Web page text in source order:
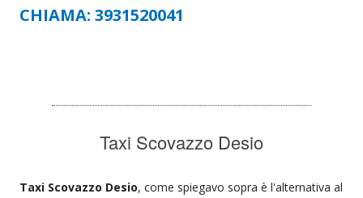
CHIAMA: 3931520041
Taxi Scovazzo Desio
Taxi Scovazzo Desio, come spiegavo sopra è l'alternativa al